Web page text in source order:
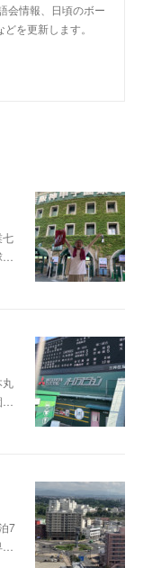
会情報、日頃のボー
を更新します。
七
丸
7